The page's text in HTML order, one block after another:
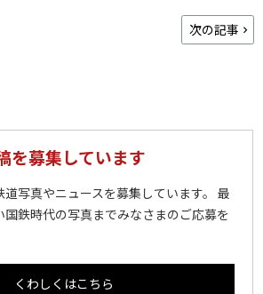
次の記事
を募集しています
写真やニュースを募集しています。 最
鉄時代の写真までみなさまのご応募を
くわしくはこちら